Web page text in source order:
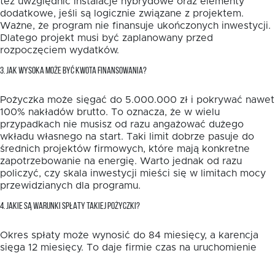
dodatkowe, jeśli są logicznie związane z projektem.
Ważne, że program nie finansuje ukończonych inwestycji.
Dlatego projekt musi być zaplanowany przed
rozpoczęciem wydatków.
3. JAK WYSOKA MOŻE BYĆ KWOTA FINANSOWANIA?
Pożyczka może sięgać do 5.000.000 zł i pokrywać nawet
100% nakładów brutto. To oznacza, że w wielu
przypadkach nie musisz od razu angażować dużego
wkładu własnego na start. Taki limit dobrze pasuje do
średnich projektów firmowych, które mają konkretne
zapotrzebowanie na energię. Warto jednak od razu
policzyć, czy skala inwestycji mieści się w limitach mocy
przewidzianych dla programu.
4. JAKIE SĄ WARUNKI SPŁATY TAKIEJ POŻYCZKI?
Okres spłaty może wynosić do 84 miesięcy, a karencja
sięga 12 miesięcy. To daje firmie czas na uruchomienie